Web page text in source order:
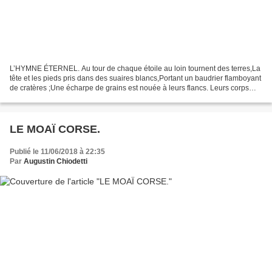
L’HYMNE ÉTERNEL. Au tour de chaque étoile au loin tournent des terres,La
tête et les pieds pris dans des suaires blancs,Portant un baudrier flamboyant
de cratères ;Une écharpe de grains est nouée à leurs flancs. Leurs corps
LE MOAÏ CORSE.
Publié le 11/06/2018 à 22:35
Par Augustin Chiodetti